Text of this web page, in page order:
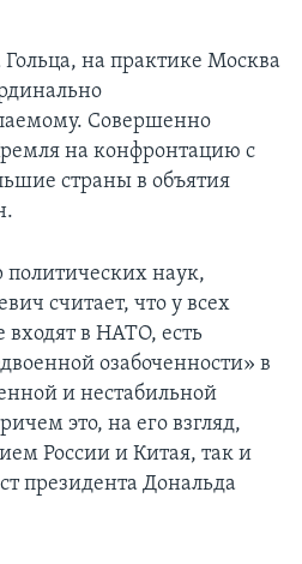
на практике Москва
Совершенно
на конфронтацию с
страны в объятия
политических наук,
считает, что у всех
входят в НАТО, есть
озабоченности» в
и нестабильной
это, на его взгляд,
России и Китая, так и
президента Дональда